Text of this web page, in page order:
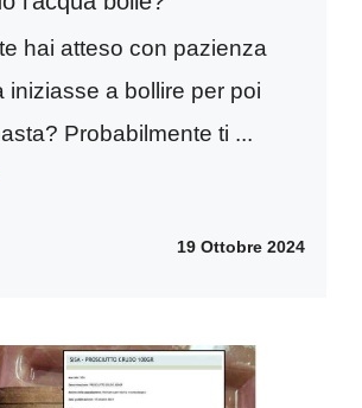
hai atteso con pazienza
iniziasse a bollire per poi
Probabilmente ti ...
19 Ottobre 2024